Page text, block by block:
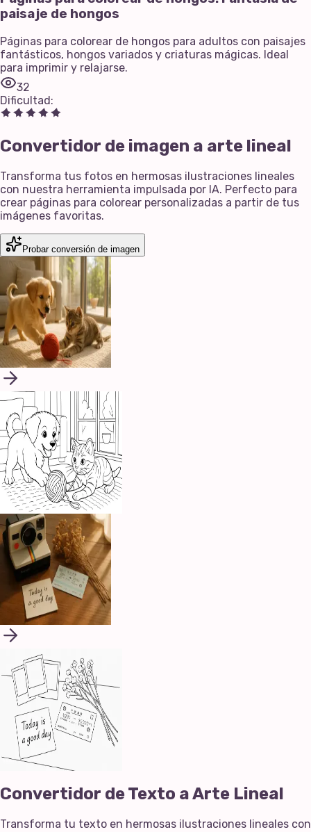
paisaje de hongos
Páginas para colorear de hongos para adultos con paisajes
fantásticos, hongos variados y criaturas mágicas. Ideal
para imprimir y relajarse.
32
Dificultad:
Convertidor de imagen a arte lineal
Transforma tus fotos en hermosas ilustraciones lineales
con nuestra herramienta impulsada por IA. Perfecto para
crear páginas para colorear personalizadas a partir de tus
imágenes favoritas.
Probar conversión de imagen
Convertidor de Texto a Arte Lineal
Transforma tu texto en hermosas ilustraciones lineales con